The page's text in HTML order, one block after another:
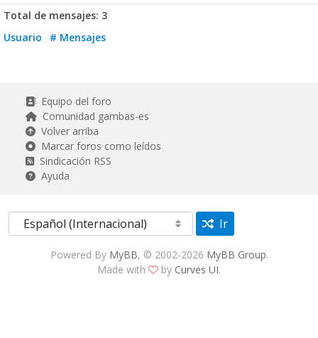
Total de mensajes: 3
Usuario
# Mensajes
Equipo del foro
Comunidad gambas-es
Volver arriba
Marcar foros como leídos
Sindicación RSS
Ayuda
Ir
Powered By MyBB, © 2002-2026 MyBB Group.
Made with
by Curves UI.